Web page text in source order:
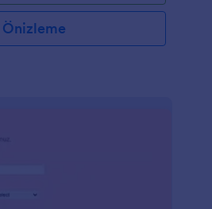
Önizleme